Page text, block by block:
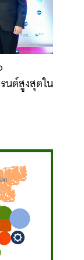
นด์สูงสุดใน